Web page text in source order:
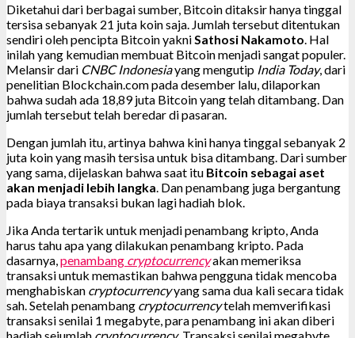
Diketahui dari berbagai sumber, Bitcoin ditaksir hanya tinggal
tersisa sebanyak 21 juta koin saja. Jumlah tersebut ditentukan
sendiri oleh pencipta Bitcoin yakni Sathosi Nakamoto . Hal
inilah yang kemudian membuat Bitcoin menjadi sangat populer.
Melansir dari CNBC Indonesiayang mengutip India Today, dari
penelitian Blockchain.com pada desember lalu, dilaporkan
bahwa sudah ada 18,89 juta Bitcoin yang telah ditambang. Dan
jumlah tersebut telah beredar di pasaran.
Dengan jumlah itu, artinya bahwa kini hanya tinggal sebanyak 2
juta koin yang masih tersisa untuk bisa ditambang. Dari sumber
yang sama, dijelaskan bahwa saat itu Bitcoin sebagai aset
akan menjadi lebih langka . Dan penambang juga bergantung
pada biaya transaksi bukan lagi hadiah blok.
Jika Anda tertarik untuk menjadi penambang kripto, Anda
harus tahu apa yang dilakukan penambang kripto. Pada
dasarnya, penambang cryptocurrencyakan memeriksa
transaksi untuk memastikan bahwa pengguna tidak mencoba
menghabiskan cryptocurrencyyang sama dua kali secara tidak
sah. Setelah penambang cryptocurrencytelah memverifikasi
transaksi senilai 1 megabyte, para penambang ini akan diberi
hadiah sejumlah cryptocurrency. Transaksi senilai megabyte